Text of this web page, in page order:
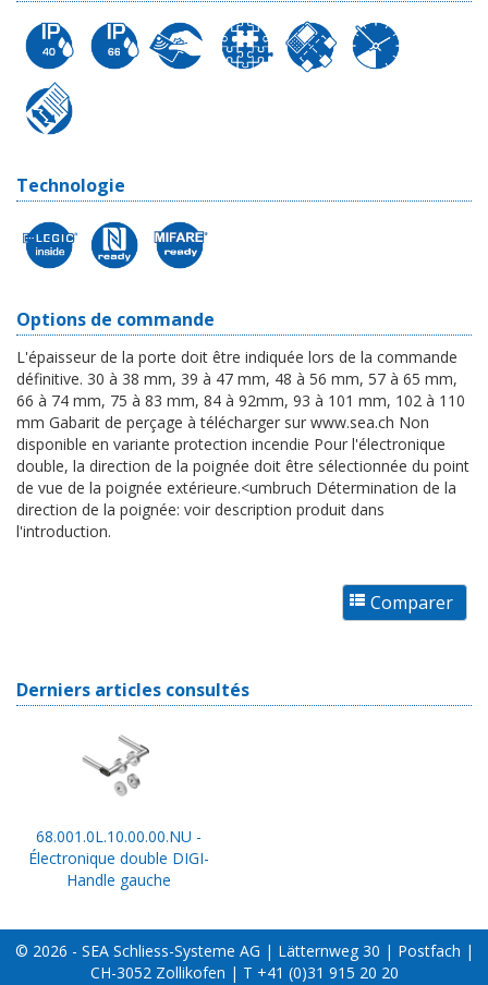
Technologie
Options de commande
L'épaisseur de la porte doit être indiquée lors de la commande
définitive. 30 à 38 mm, 39 à 47 mm, 48 à 56 mm, 57 à 65 mm,
66 à 74 mm, 75 à 83 mm, 84 à 92mm, 93 à 101 mm, 102 à 110
mm Gabarit de perçage à télécharger sur www.sea.ch Non
disponible en variante protection incendie Pour l'électronique
double, la direction de la poignée doit être sélectionnée du point
de vue de la poignée extérieure.<umbruch Détermination de la
direction de la poignée: voir description produit dans
l'introduction.
Derniers articles consultés
68.001.0L.10.00.00.NU -
Électronique double DIGI-
Handle gauche
© 2026 - SEA Schliess-Systeme AG | Lätternweg 30 | Postfach |
CH-3052 Zollikofen | T +41 (0)31 915 20 20